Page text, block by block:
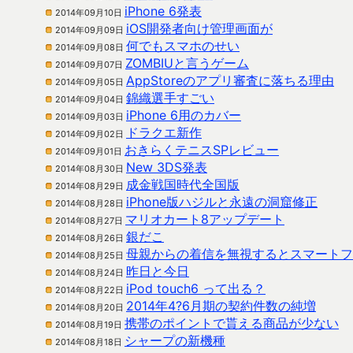
2014年09月10日 iPhone 6発表
2014年09月09日 iOS開発者向け管理画面が
2014年09月08日 何でもスマホのせい
2014年09月07日 ZOMBIUと言うゲーム
2014年09月05日 AppStoreのアプリ審査に落ちる理由
2014年09月04日 錦織選手すごい
2014年09月03日 iPhone 6用のカバー
2014年09月02日 ドラクエ新作
2014年09月01日 おきらくテニスSPレビュー
2014年08月30日 New 3DS発表
2014年08月29日 成金戦国時代全国版
2014年08月28日 iPhone版ハジルと永遠の洞窟修正
2014年08月27日 マリオカート8アップデート
2014年08月26日 銀だこ
2014年08月25日 母親からの着信を無視するとスマート
2014年08月24日 昨日と今日
2014年08月22日 iPod touch6 って出る？
2014年08月20日 2014年4?6月期の契約件数の純増
2014年08月19日 携帯のポイントで貰える商品が少ない
2014年08月18日 シャープの新機種